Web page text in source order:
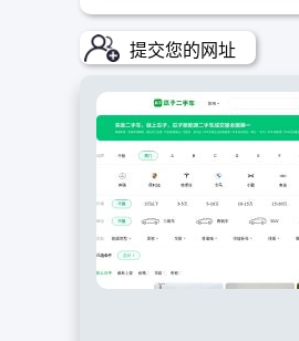
提交您的网址